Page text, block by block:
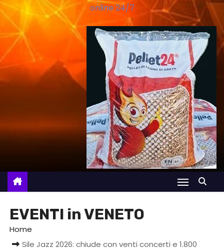
online 24/7
EVENTI in VENETO
Home
Sile Jazz 2026: chiude con venti concerti e 1.800